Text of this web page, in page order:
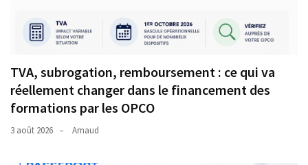
TVA, subrogation, remboursement : ce qui va
réellement changer dans le financement des
formations par les OPCO
3 août 2026 Arnaud